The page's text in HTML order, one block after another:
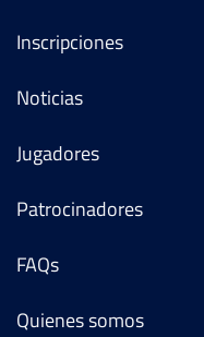
Inscripciones
Noticias
Jugadores
Patrocinadores
FAQs
Quienes somos